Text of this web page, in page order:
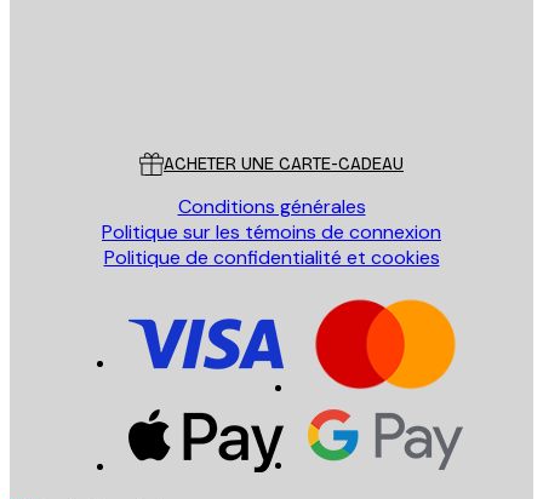
ACHETER UNE CARTE-CADEAU
Conditions générales
Politique sur les témoins de connexion
Politique de confidentialité et cookies